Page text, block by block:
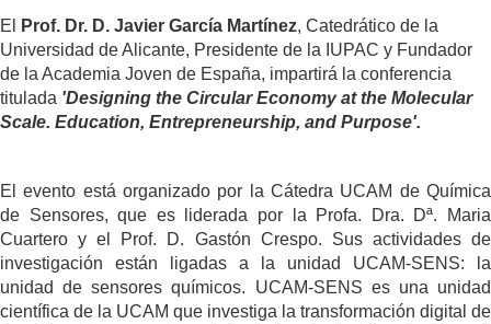
El Prof. Dr. D. Javier García Martínez, Catedrático de la
Universidad de Alicante, Presidente de la IUPAC y Fundador
de la Academia Joven de España, impartirá la conferencia
titulada 'Designing the Circular Economy at the Molecular
Scale. Education, Entrepreneurship, and Purpose'.
El evento está organizado por la Cátedra UCAM de Química
de Sensores, que es liderada por la Profa. Dra. Dª. Maria
Cuartero y el Prof. D. Gastón Crespo. Sus actividades de
investigación están ligadas a la unidad UCAM-SENS: la
unidad de sensores químicos. UCAM-SENS es una unidad
científica de la UCAM que investiga la transformación digital de